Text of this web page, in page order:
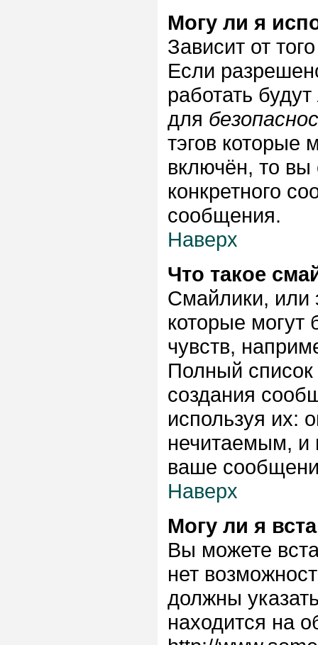
Могу ли я
Зависит от
Если
работать
для
тэгов которые
включён, то
конкретного
сообщения.
Наверх
Что такое
Смайлики, или
которые
чувств,
Полный
создания
используя их:
нечитаемым, и
ваше
Наверх
Могу ли я
Вы можете
нет
должны
находится на